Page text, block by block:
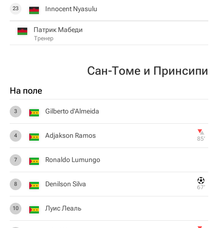
23 Innocent Nyasulu
Патрик Мабеди
Тренер
Сан-Томе и Принсипи
На поле
3 Gilberto d'Almeida
4 Adjakson Ramos 85‎’‎
7 Ronaldo Lumungo
8 Denilson Silva 67‎’‎
10 Луис Леаль